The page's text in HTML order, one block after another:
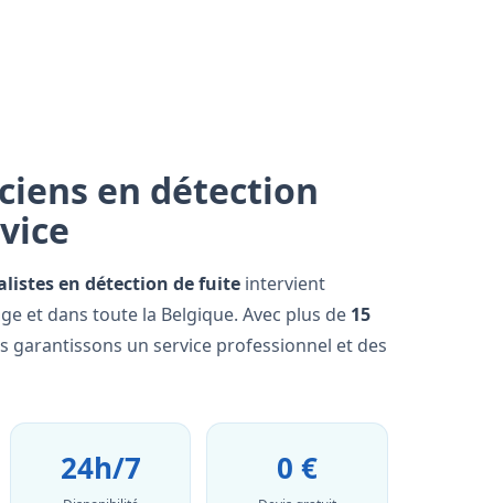
en détection
en détection de fuite intervient
et dans toute la Belgique. Avec plus de 15
garantissons un service professionnel et des
24h/7 0 €